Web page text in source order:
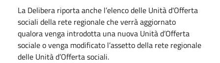
La Delibera riporta anche l’elenco delle Unità d'Offerta
sociali della rete regionale che verrà aggiornato
qualora venga introdotta una nuova Unità d’Offerta
sociale o venga modificato l’assetto della rete regionale
delle Unità d’Offerta sociali.